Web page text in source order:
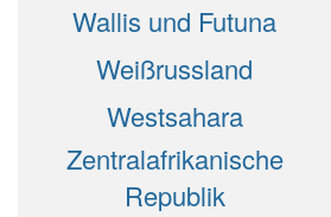
Wallis und Futuna
Weißrussland
Westsahara
Zentralafrikanische
Republik